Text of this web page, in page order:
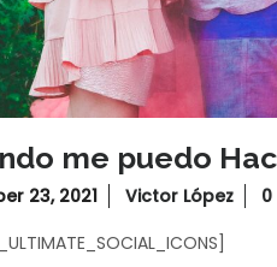
me puedo
23, 2021 Victor López